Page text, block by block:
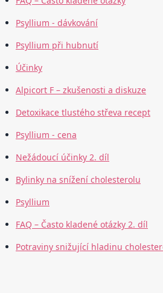
Psyllium - dávkování
Psyllium při hubnutí
Účinky
Alpicort F – zkušenosti a diskuze
Detoxikace tlustého střeva recept
Psyllium - cena
Nežádoucí účinky 2. díl
Bylinky na snížení cholesterolu
Psyllium
FAQ – Často kladené otázky 2. díl
Potraviny snižující hladinu